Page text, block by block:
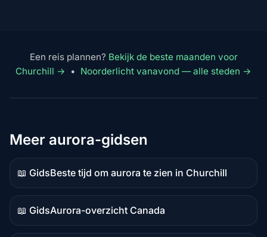
Een reis plannen? Bekijk de beste maanden voor
Churchill →
• Noorderlicht vanavond — alle steden →
Meer aurora-gidsen
📖 Gids
Gidsinhoud
Beste tijd om aurora te zien in Churchill
📖 Gids
Gidsinhoud
Aurora-overzicht Canada